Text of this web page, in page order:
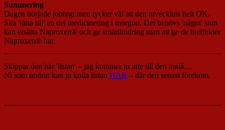
Summering
Dagen började jobbigt men tycker väl att den utvecklats helt OK.
Ska 'rätta till' en del medicinering i morgon. Det behövs 'något' som
kan ersätta Naproxen® och ge smärtlindring utan att ge de bieffekter
Naproxen® har.
Skippar den här 'listan' – jag kommer ju inte till den ändå…
Ni som undrar kan ju kolla listan HÄR – där den senast förekom.